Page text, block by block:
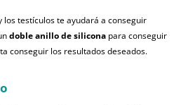
los testículos te ayudará a conseguir
doble anillo de silicona para conseguir
conseguir los resultados deseados.